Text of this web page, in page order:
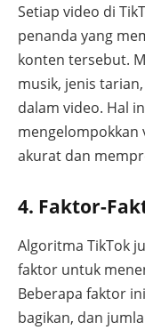
Setiap video di
penanda yang
konten tersebut.
musik, jenis
dalam video. Hal
mengelompokkan
akurat dan
4. Faktor-
Algoritma TikTok
faktor untuk
Beberapa faktor
bagikan, dan